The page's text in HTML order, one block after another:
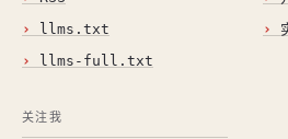
llms.txt
llms-full.txt
关注我